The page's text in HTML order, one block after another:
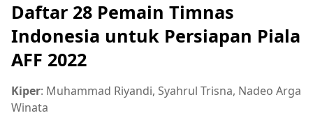
Daftar 28 Pemain Timnas
Indonesia untuk Persiapan Piala
AFF 2022
Kiper: Muhammad Riyandi, Syahrul Trisna, Nadeo Arga
Winata